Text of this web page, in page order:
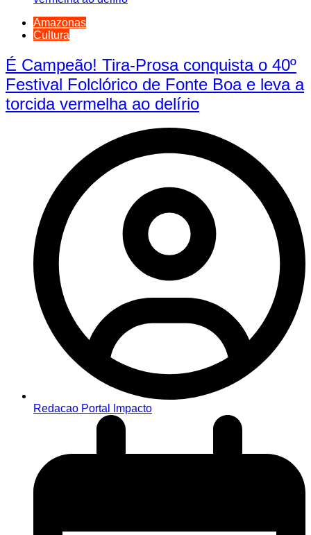
Amazonas
Cultura
É Campeão! Tira-Prosa conquista o 40º
Festival Folclórico de Fonte Boa e leva a
torcida vermelha ao delírio
Redacao Portal Impacto